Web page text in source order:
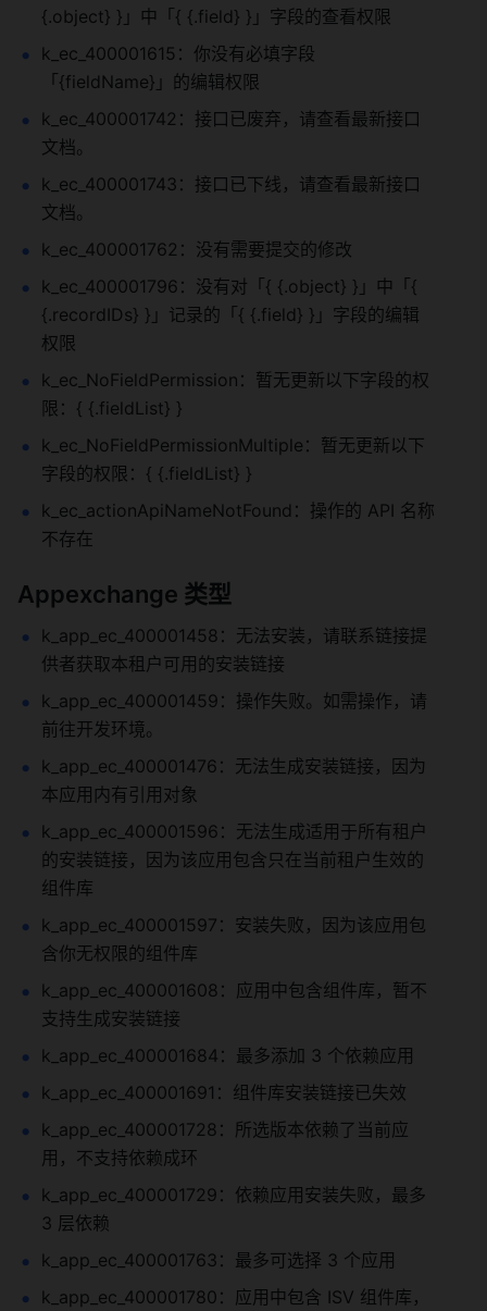
{.object} }」中「{ {.field} }」字段的查看权限
k_ec_400001615：你没有必填字段
「{fieldName}」的编辑权限
k_ec_400001742：接口已废弃，请查看最新接口
文档。
k_ec_400001743：接口已下线，请查看最新接口
文档。
k_ec_400001762：没有需要提交的修改
k_ec_400001796：没有对「{ {.object} }」中「{
{.recordIDs} }」记录的「{ {.field} }」字段的编辑
权限
k_ec_NoFieldPermission：暂无更新以下字段的权
限：{ {.fieldList} }
k_ec_NoFieldPermissionMultiple：暂无更新以下
字段的权限：{ {.fieldList} }
k_ec_actionApiNameNotFound：操作的 API 名称
不存在
Appexchange 类型
k_app_ec_400001458：无法安装，请联系链接提
供者获取本租户可用的安装链接
k_app_ec_400001459：操作失败。如需操作，请
前往开发环境。
k_app_ec_400001476：无法生成安装链接，因为
本应用内有引用对象
k_app_ec_400001596：无法生成适用于所有租户
的安装链接，因为该应用包含只在当前租户生效的
组件库
k_app_ec_400001597：安装失败，因为该应用包
含你无权限的组件库
k_app_ec_400001608：应用中包含组件库，暂不
支持生成安装链接
k_app_ec_400001684：最多添加 3 个依赖应用
k_app_ec_400001691：组件库安装链接已失效
k_app_ec_400001728：所选版本依赖了当前应
用，不支持依赖成环
k_app_ec_400001729：依赖应用安装失败，最多
3 层依赖
k_app_ec_400001763：最多可选择 3 个应用
k_app_ec_400001780：应用中包含 ISV 组件库，